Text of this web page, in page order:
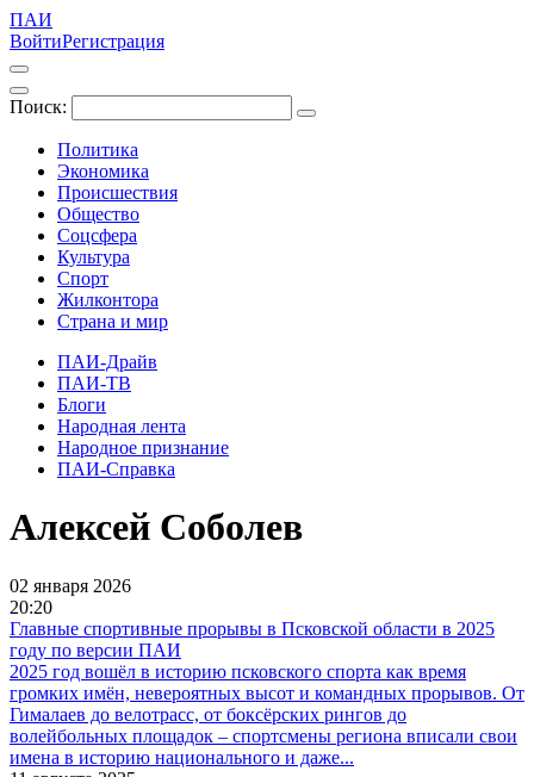
ПАИ
ВойтиРегистрация
Поиск:
Политика
Экономика
Происшествия
Общество
Соцсфера
Культура
Спорт
Жилконтора
Страна и мир
ПАИ-Драйв
ПАИ-ТВ
Блоги
Народная лента
Народное признание
ПАИ-Справка
Алексей Соболев
02 января 2026
20:20
Главные спортивные прорывы в Псковской области в 2025
году по версии ПАИ
2025 год вошёл в историю псковского спорта как время
громких имён, невероятных высот и командных прорывов. От
Гималаев до велотрасс, от боксёрских рингов до
волейбольных площадок – спортсмены региона вписали свои
имена в историю национального и даже...